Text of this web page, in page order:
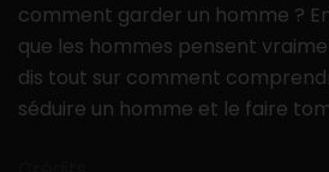
comment garder un homme ?
que les hommes pensent
dis tout sur comment
séduire un homme et le faire